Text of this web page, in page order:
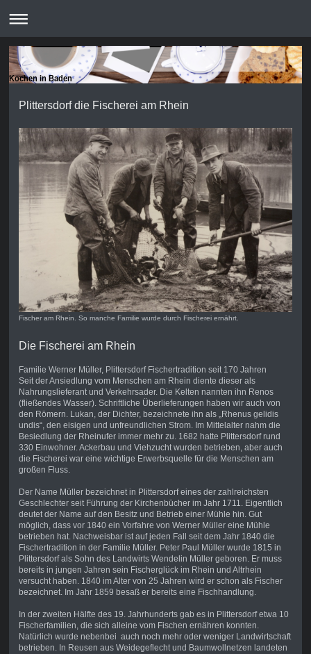
Kochen in Baden
Plittersdorf die Fischerei am Rhein
Fischer am Rhein. So manche Familie wurde durch Fischerei ernährt.
Die Fischerei am Rhein
Familie Werner Müller, Plittersdorf Fischertradition seit 170 Jahren
Seit der Ansiedlung vom Menschen am Rhein diente dieser als
Nahrungslieferant und Verkehrsader. Die Kelten nannten ihn Renos
(fließendes Wasser). Schriftliche Überlieferungen haben wir auch von
den Römern. Lukan, der Dichter, bezeichnete ihn als „Rhenus gelidis
undis“, den eisigen und unfreundlichen Strom. Im Mittelalter nahm die
Besiedlung der Rheinufer immer mehr zu. 1682 hatte Plittersdorf rund
330 Einwohner. Ackerbau und Viehzucht wurden betrieben, aber auch
die Fischerei war eine wichtige Erwerbsquelle für die Menschen am
großen Fluss.
Der Name Müller bezeichnet in Plittersdorf eines der zahlreichsten
Geschlechter seit Führung der Kirchenbücher im Jahr 1711. Eigentlich
deutet der Name auf den Besitz und Betrieb einer Mühle hin. Gut
möglich, dass vor 1840 ein Vorfahre von Werner Müller eine Mühle
betrieben hat. Nachweisbar ist auf jeden Fall seit dem Jahr 1840 die
Fischertradition in der Familie Müller. Peter Paul Müller wurde 1815 in
Plittersdorf als Sohn des Landwirts Wendelin Müller geboren. Er muss
bereits in jungen Jahren sein Fischerglück im Rhein und Altrhein
versucht haben. 1840 im Alter von 25 Jahren wird er schon als Fischer
bezeichnet. Im Jahr 1859 besaß er bereits eine Fischhandlung.
In der zweiten Hälfte des 19. Jahrhunderts gab es in Plittersdorf etwa 10
Fischerfamilien, die sich alleine vom Fischen ernähren konnten.
Natürlich wurde nebenbei auch noch mehr oder weniger Landwirtschaft
betrieben. In Reusen aus Weidegeflecht und Baumwollnetzen landeten